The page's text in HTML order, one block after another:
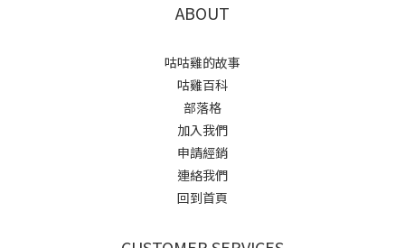
ABOUT
咕咕雞的故事
咕雞百科
部落格
加入我們
申請經銷
連絡我們
回到首頁